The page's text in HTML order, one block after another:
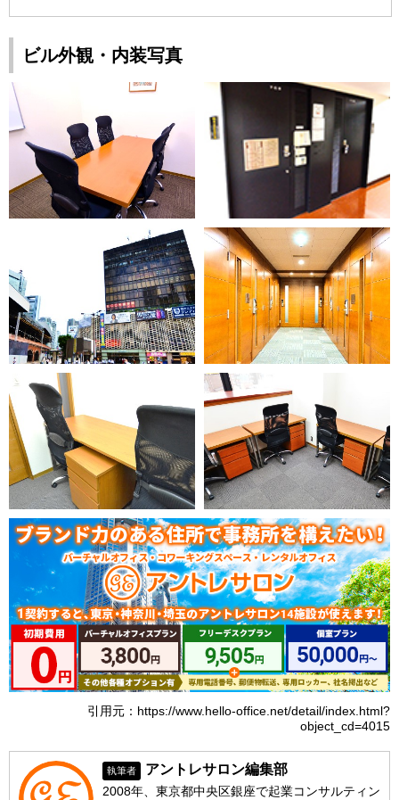
ビル外観・内装写真
引用元：https://www.hello-office.net/detail/index.html?
object_cd=4015
執筆者 アントレサロン編集部
2008年、東京都中央区銀座で起業コンサルティン